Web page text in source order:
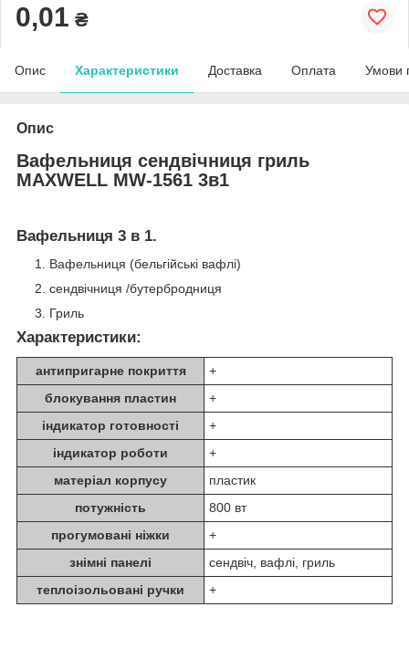
0,01 ₴
Опис Характеристики Доставка Оплата Умови
Опис
Вафельниця сендвічниця гриль
MAXWELL MW-1561 3в1
Вафельниця 3 в 1.
Вафельниця (бельгійські вафлі)
сендвічниця /бутербродниця
Гриль
Характеристики:
антипригарне покриття
+
блокування пластин
+
індикатор готовності
+
індикатор роботи
+
матеріал корпусу
пластик
потужність
800 вт
прогумовані ніжки
+
знімні панелі
сендвіч, вафлі, гриль
теплоізольовані ручки
+